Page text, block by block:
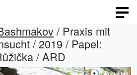
/ Praxis mit
/ 2019 / Papel:
/ ARD